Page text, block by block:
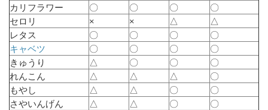
カリフラワー
〇 〇 〇
〇
セロリ
× × △
△
レタス
〇 〇 〇
〇
キャベツ
〇 〇 〇
〇
きゅうり
△ 〇 〇
〇
れんこん
△ △ △
〇
もやし
△ △ 〇
〇
さやいんげん
△ △ 〇
〇